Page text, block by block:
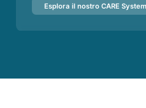
Esplora il nostro CARE System